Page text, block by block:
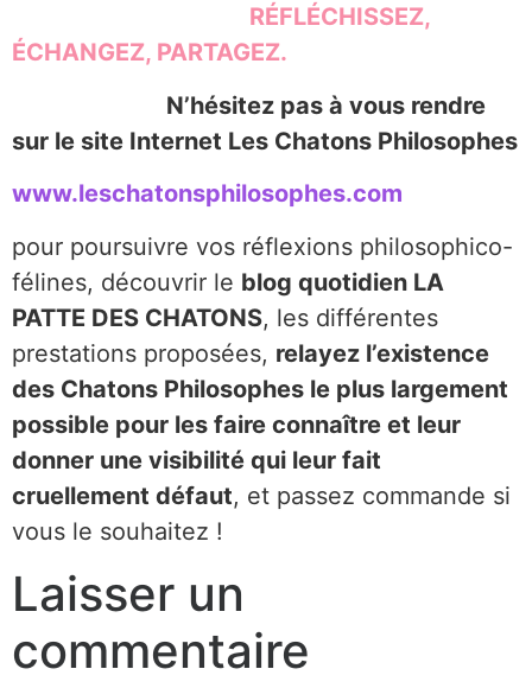
RÉFLÉCHISSEZ,
ÉCHANGEZ, PARTAGEZ.
N’hésitez pas à vous rendre
sur le site Internet Les Chatons Philosophes
www.leschatonsphilosophes.com
pour poursuivre vos réflexions philosophico-
félines, découvrir le blog quotidien LA
PATTE DES CHATONS, les différentes
prestations proposées, relayez l’existence
des Chatons Philosophes le plus largement
possible pour les faire connaître et leur
donner une visibilité qui leur fait
cruellement défaut, et passez commande si
vous le souhaitez !
Laisser un
commentaire